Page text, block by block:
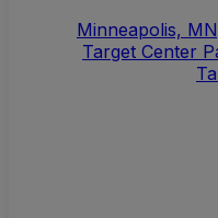
Minneapolis,
Target Center